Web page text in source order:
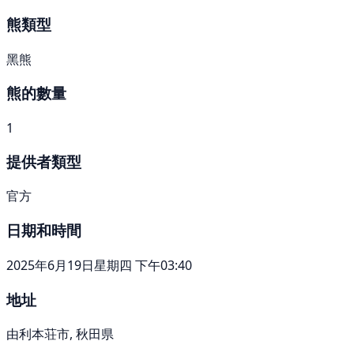
熊類型
黑熊
熊的數量
1
提供者類型
官方
日期和時間
2025年6月19日星期四 下午03:40
地址
由利本荘市, 秋田県